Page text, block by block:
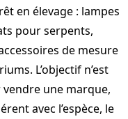
en élevage : lampes
pour serpents,
de mesure
L’objectif n’est
vendre une marque,
avec l’espèce, le